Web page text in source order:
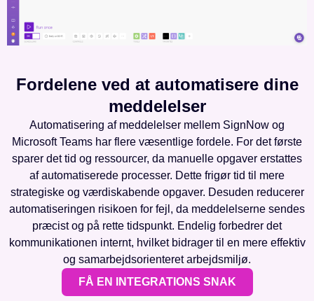
Fordelene ved at automatisere dine
meddelelser
Automatisering af meddelelser mellem SignNow og
Microsoft Teams har flere væsentlige fordele. For det første
sparer det tid og ressourcer, da manuelle opgaver erstattes
af automatiserede processer. Dette frigør tid til mere
strategiske og værdiskabende opgaver. Desuden reducerer
automatiseringen risikoen for fejl, da meddelelserne sendes
præcist og på rette tidspunkt. Endelig forbedrer det
kommunikationen internt, hvilket bidrager til en mere effektiv
og samarbejdsorienteret arbejdsmiljø.
FÅ EN INTEGRATIONS SNAK